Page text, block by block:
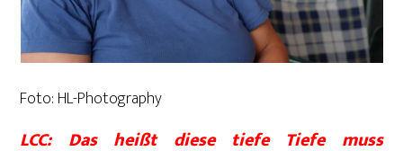
Foto: HL-Photography
LCC: Das heißt diese tiefe Tiefe muss